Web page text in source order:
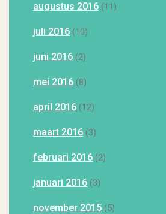
augustus 2016 (11)
juli 2016 (10)
juni 2016 (2)
mei 2016 (8)
april 2016 (12)
maart 2016 (3)
februari 2016 (2)
januari 2016 (3)
november 2015 (5)